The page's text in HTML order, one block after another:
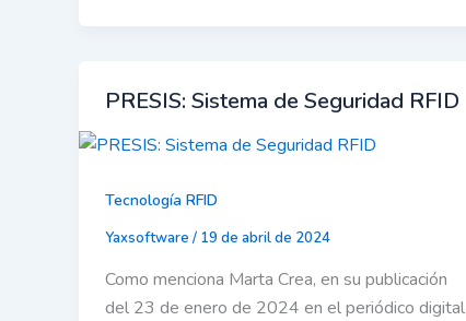
PRESIS: Sistema de Seguridad RFID
Tecnología RFID
Yaxsoftware / 19 de abril de 2024
Como menciona Marta Crea, en su publicación
del 23 de enero de 2024 en el periódico digital